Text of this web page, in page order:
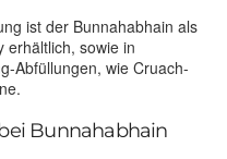
ist der Bunnahabhain als
erhältlich, sowie in
Abfüllungen, wie Cruach-
Bunnahabhain